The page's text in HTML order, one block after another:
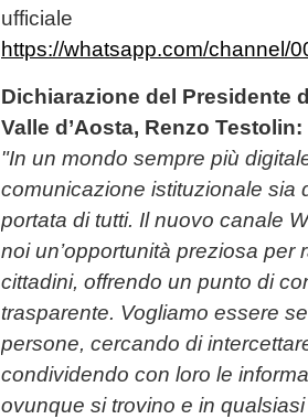
ufficiale
https://whatsapp.com/channel/
Dichiarazione del Presidente
Valle d’Aosta, Renzo Testolin:
"In un mondo sempre più
comunicazione istituzionale sia
portata di tutti. Il nuovo canale
noi un’opportunità preziosa per
cittadini, offrendo un punto di
trasparente. Vogliamo essere
persone, cercando di
condividendo con loro le
ovunque si trovino e in